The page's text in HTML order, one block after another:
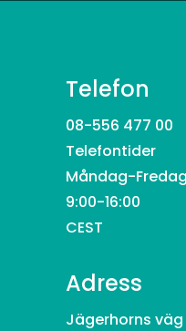
Telefon
08-556 477 00
Telefontider
Måndag-Fredag
9:00-16:00
CEST
Adress
Jägerhorns väg